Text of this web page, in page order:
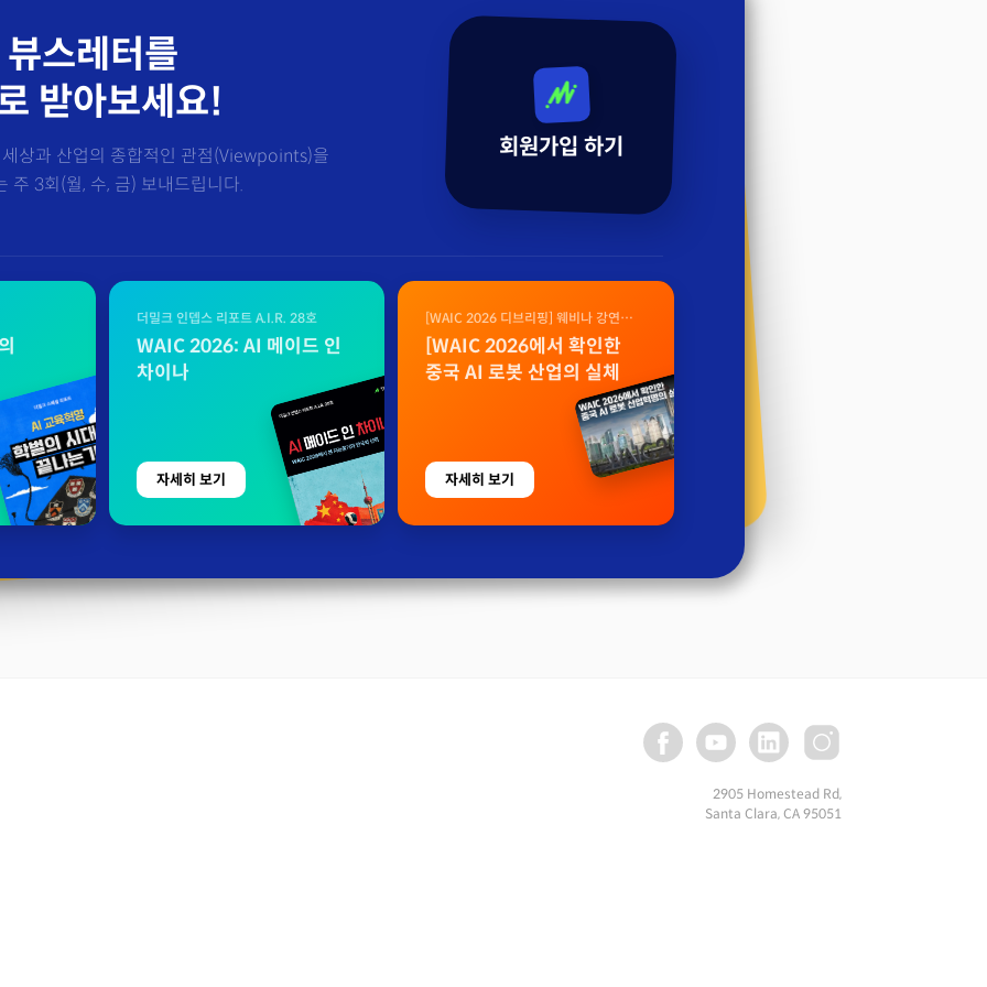
스레터를
받아보세요!
상과 산업의 종합적인 관점(Viewpoints)을
주 3회(월, 수, 금) 보내드립니다.
회원가입 하기
더밀크 인뎁스 리포트 A.I.R. 28호
WAIC 2026: AI 메이드 인
차이나
자세히 보기
[WAIC 2026 디브리핑] 웨비나 강연
자료
[WAIC 2026에서 확인한
중국 AI 로봇 산업의 실체
자세히 보기
2905 Homestead Rd,
Santa Clara, CA 95051